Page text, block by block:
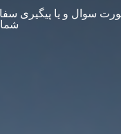
سوال و یا پیگیری
شماره